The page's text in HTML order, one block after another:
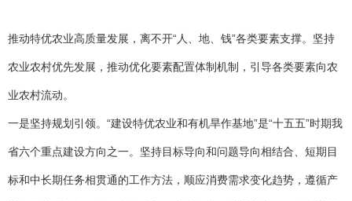
推动特优农业高质量发展，离不开“人、地、钱”各类要素支撑。坚持
农业农村优先发展，推动优化要素配置体制机制，引导各类要素向农
业农村流动。
一是坚持规划引领。“建设特优农业和有机旱作基地”是“十五五”时期我
省六个重点建设方向之一。坚持目标导向和问题导向相结合、短期目
标和中长期任务相贯通的工作方法，顺应消费需求变化趋势，遵循产